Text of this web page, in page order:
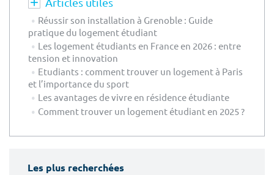
Réussir son installation à Grenoble : Guide
pratique du logement étudiant
Les logement étudiants en France en 2026 : entre
tension et innovation
Etudiants : comment trouver un logement à Paris
et l’importance du sport
Les avantages de vivre en résidence étudiante
Comment trouver un logement étudiant en 2025 ?
Les plus recherchées